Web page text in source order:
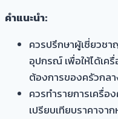
คำแนะนำ:
ควรปรึกษาผู้เชี่ยวช
อุปกรณ์ เพื่อให้ได้เค
ต้องการของครัวก
ควรทำรายการเครื่อ
เปรียบเทียบราคาจา